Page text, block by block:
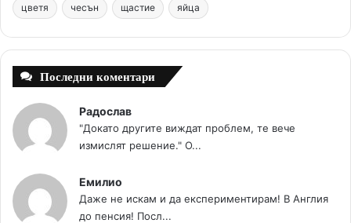
k
s
t
m
цветя чесън щастие яйца
Последни коментари
Радослав
"Докато другите виждат проблем, те вече
измислят решение." О...
Емилио
Даже не искам и да експериментирам! В Англия
до пенсия! Посл...